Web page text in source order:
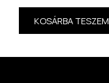
KOSÁRBA TESZEM